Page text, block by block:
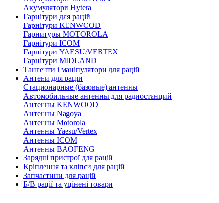
Акумулятори Hytera
Гарнітури для рацій
Гарнітури KENWOOD
Гарнитуры MOTOROLA
Гарнітури ICOM
Гарнітури YAESU/VERTEX
Гарнітури MIDLAND
Тангенти і маніпулятори для рацій
Антени для рацій
Стационарные (базовые) антенны
Автомобильные антенны для радиостанций
Антенны KENWOOD
Антенны Nagoya
Антенны Motorola
Антенны Yaesu/Vertex
Антенны ICOM
Антенны BAOFENG
Зарядні пристрої для рацій
Кріплення та кліпси для рацій
Запчастини для рацій
Б/В рації та уцінені товари